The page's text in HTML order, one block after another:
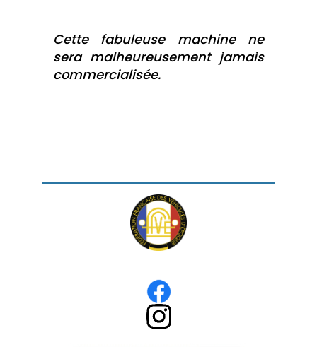
Cette fabuleuse machine ne
sera malheureusement jamais
commercialisée.